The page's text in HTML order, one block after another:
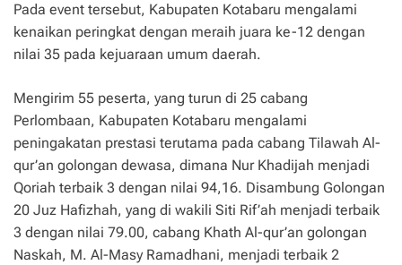
Pada event tersebut, Kabupaten Kotabaru mengalami
kenaikan peringkat dengan meraih juara ke-12 dengan
nilai 35 pada kejuaraan umum daerah.
Mengirim 55 peserta, yang turun di 25 cabang
Perlombaan, Kabupaten Kotabaru mengalami
peningakatan prestasi terutama pada cabang Tilawah Al-
qur’an golongan dewasa, dimana Nur Khadijah menjadi
Qoriah terbaik 3 dengan nilai 94,16. Disambung Golongan
20 Juz Hafizhah, yang di wakili Siti Rif’ah menjadi terbaik
3 dengan nilai 79.00, cabang Khath Al-qur’an golongan
Naskah, M. Al-Masy Ramadhani, menjadi terbaik 2